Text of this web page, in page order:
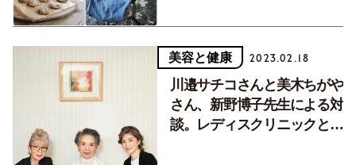
美容と健康 2023.02.18
川邉サチコさんと美木ちがや
さん、新野博子先生による対
談。レディスクリニックとの